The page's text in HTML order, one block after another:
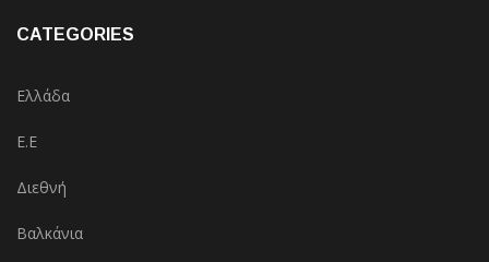
CATEGORIES
Ελλάδα
Ε.Ε
Διεθνή
Βαλκάνια